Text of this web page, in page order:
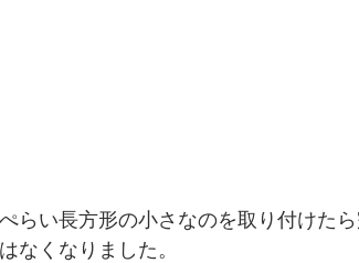
らい長方形の小さなのを取り付けた
なくなりました。